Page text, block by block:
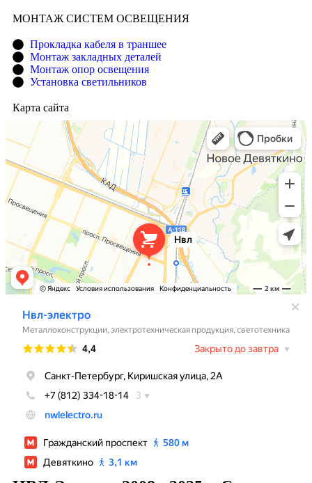
МОНТАЖ СИСТЕМ ОСВЕЩЕНИЯ
Прокладка кабеля в траншее
Монтаж закладных деталей
Монтаж опор освещения
Установка светильников
Карта сайта